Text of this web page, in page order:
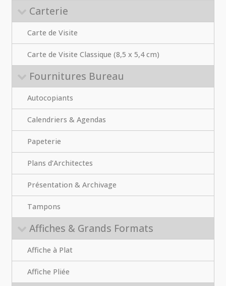
Carterie
Carte de Visite
Carte de Visite Classique (8,5 x 5,4 cm)
Fournitures Bureau
Autocopiants
Calendriers & Agendas
Papeterie
Plans d’Architectes
Présentation & Archivage
Tampons
Affiches & Grands Formats
Affiche à Plat
Affiche Pliée